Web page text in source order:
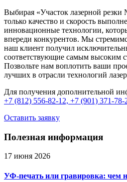
Выбирая «Участок лазерной
только качество и скорость
инновационные технологии,
впереди конкурентов. Мы
наш клиент получил
соответствующие самым высоким
Позвольте нам воплотить ваши
лучших в отрасли технологий
Для получения дополнительной
+7 (812) 556-82-12, +7 (901) 371-78-
Оставить заявку
Полезная информация
17 июня 2026
УФ-печать или гравировка: чем